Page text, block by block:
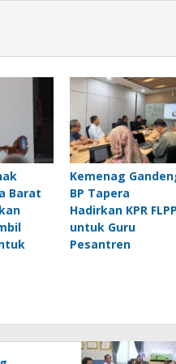
Barat
Kemenag
BP Tapera
Hadirkan KPR
untuk Guru
Pesantren